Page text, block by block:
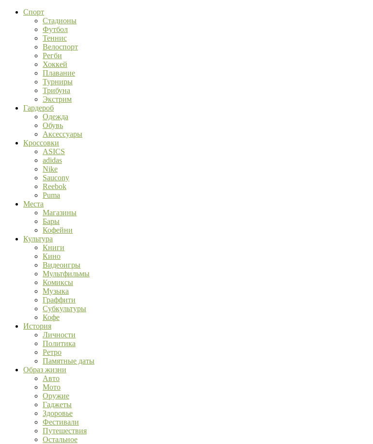
Спорт
Стадионы
Футбол
Теннис
Велоспорт
Регби
Хоккей
Плавание
Турниры
Трибуна
Экстрим
Гардероб
Одежда
Обувь
Аксессуары
Кроссовки
ASICS
adidas
Nike
Saucony
Reebok
Puma
Места
Магазины
Бары
Кофейни
Культура
Книги
Кино
Видеоигры
Мультфильмы
Комиксы
Музыка
Граффити
Субкультуры
Кофе
История
Личности
Политика
Ретро
Памятные даты
Образ жизни
Авто
Мото
Оружие
Гаджеты
Здоровье
Фестивали
Путешествия
Остальное